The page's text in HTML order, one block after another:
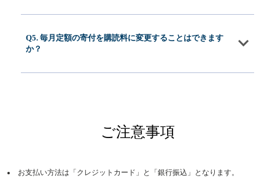
Q5. 毎月定額の寄付を購読料に変更することはできます
か？
ご注意事項
お支払い方法は「クレジットカード」と「銀行振込」となります。